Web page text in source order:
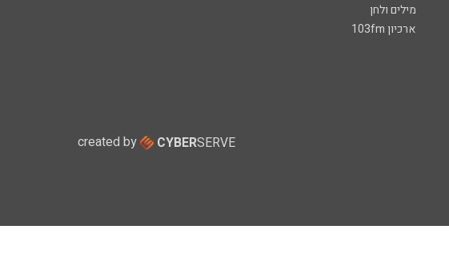
מילים ולחן
ארכיון 103fm
created by CYBERSERVE